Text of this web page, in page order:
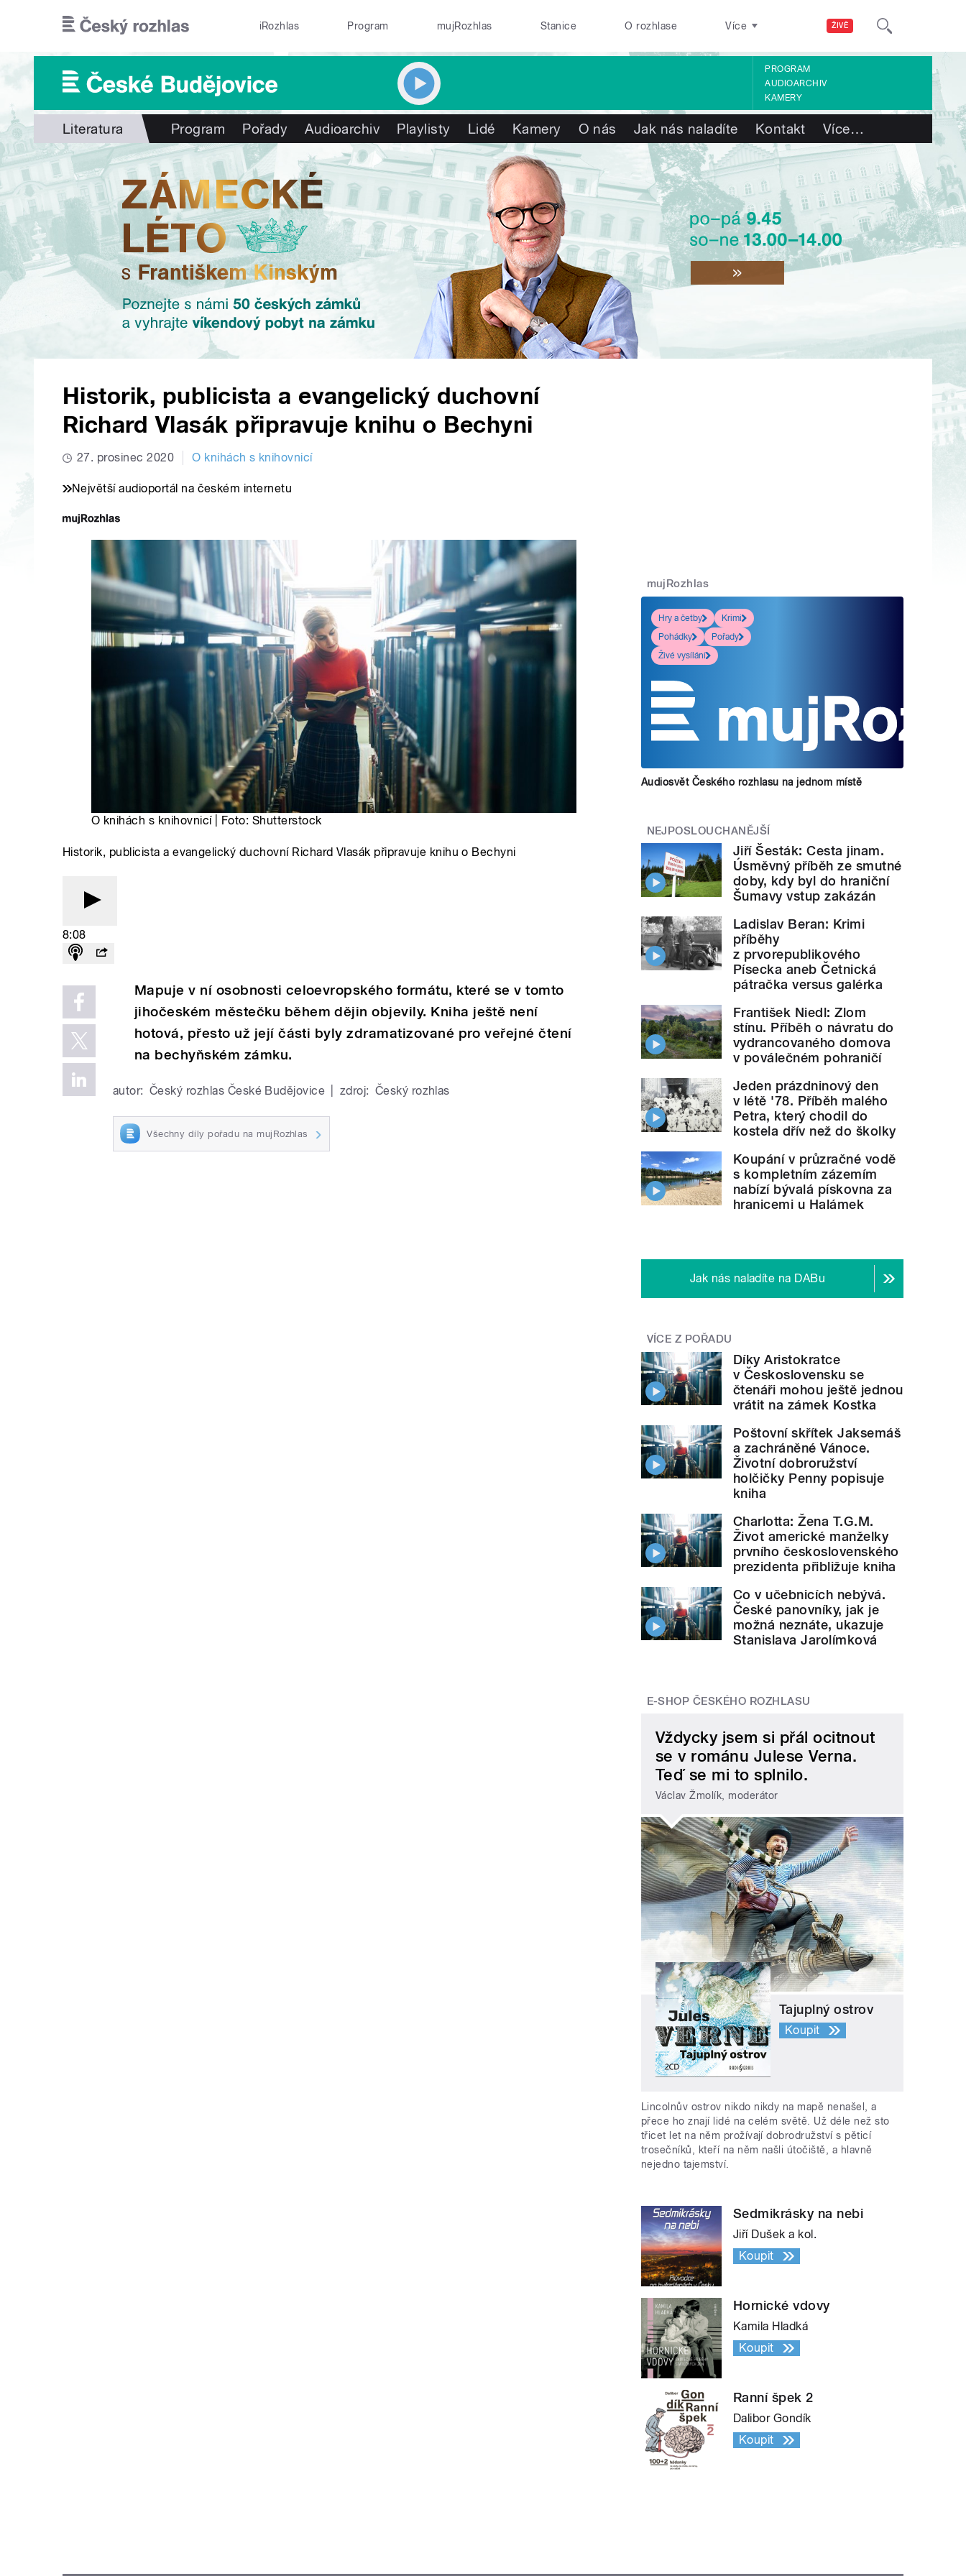
ŽIVĚ
iRozhlas Program mujRozhlas Stanice O rozhlase Více
PROGRAM
AUDIOARCHIV
KAMERY
Literatura Program Pořady Audioarchiv Playlisty Lidé Kamery O nás Jak nás naladíte Kontakt Více…
Historik, publicista a evangelický duchovní
Richard Vlasák připravuje knihu o Bechyni
27. prosinec 2020 O knihách s knihovnicí
Největší audioportál na českém internetu
O knihách s knihovnicí | Foto: Shutterstock
Historik, publicista a evangelický duchovní Richard Vlasák připravuje knihu o Bechyni
8:08
Mapuje v ní osobnosti celoevropského formátu, které se v tomto
jihočeském městečku během dějin objevily. Kniha ještě není
hotová, přesto už její části byly zdramatizované pro veřejné čtení
na bechyňském zámku.
autor: Český rozhlas České Budějovice zdroj: Český rozhlas
Všechny díly pořadu na mujRozhlas
mujRozhlas
Hry a četby
Krimi
Pohádky
Pořady
Živé vysílání
Audiosvět Českého rozhlasu na jednom místě
NEJPOSLOUCHANĚJŠÍ
Jiří Šesták: Cesta jinam.
Úsměvný příběh ze smutné
doby, kdy byl do hraniční
Šumavy vstup zakázán
Ladislav Beran: Krimi
příběhy
z prvorepublikového
Písecka aneb Četnická
pátračka versus galérka
František Niedl: Zlom
stínu. Příběh o návratu do
vydrancovaného domova
v poválečném pohraničí
Jeden prázdninový den
v létě '78. Příběh malého
Petra, který chodil do
kostela dřív než do školky
Koupání v průzračné vodě
s kompletním zázemím
nabízí bývalá pískovna za
hranicemi u Halámek
Jak nás naladíte na DABu
VÍCE Z POŘADU
Díky Aristokratce
v Československu se
čtenáři mohou ještě jednou
vrátit na zámek Kostka
Poštovní skřítek Jaksemáš
a zachráněné Vánoce.
Životní dobroružství
holčičky Penny popisuje
kniha
Charlotta: Žena T.G.M.
Život americké manželky
prvního československého
prezidenta přibližuje kniha
Co v učebnicích nebývá.
České panovníky, jak je
možná neznáte, ukazuje
Stanislava Jarolímková
E-SHOP ČESKÉHO ROZHLASU
Vždycky jsem si přál ocitnout
se v románu Julese Verna.
Teď se mi to splnilo.
Václav Žmolík, moderátor
Tajuplný ostrov
Koupit
Lincolnův ostrov nikdo nikdy na mapě nenašel, a
přece ho znají lidé na celém světě. Už déle než sto
třicet let na něm prožívají dobrodružství s pěticí
trosečníků, kteří na něm našli útočiště, a hlavně
nejedno tajemství.
Sedmikrásky na nebi
Jiří Dušek a kol.
Koupit
Hornické vdovy
Kamila Hladká
Koupit
Ranní špek 2
Dalibor Gondík
Koupit